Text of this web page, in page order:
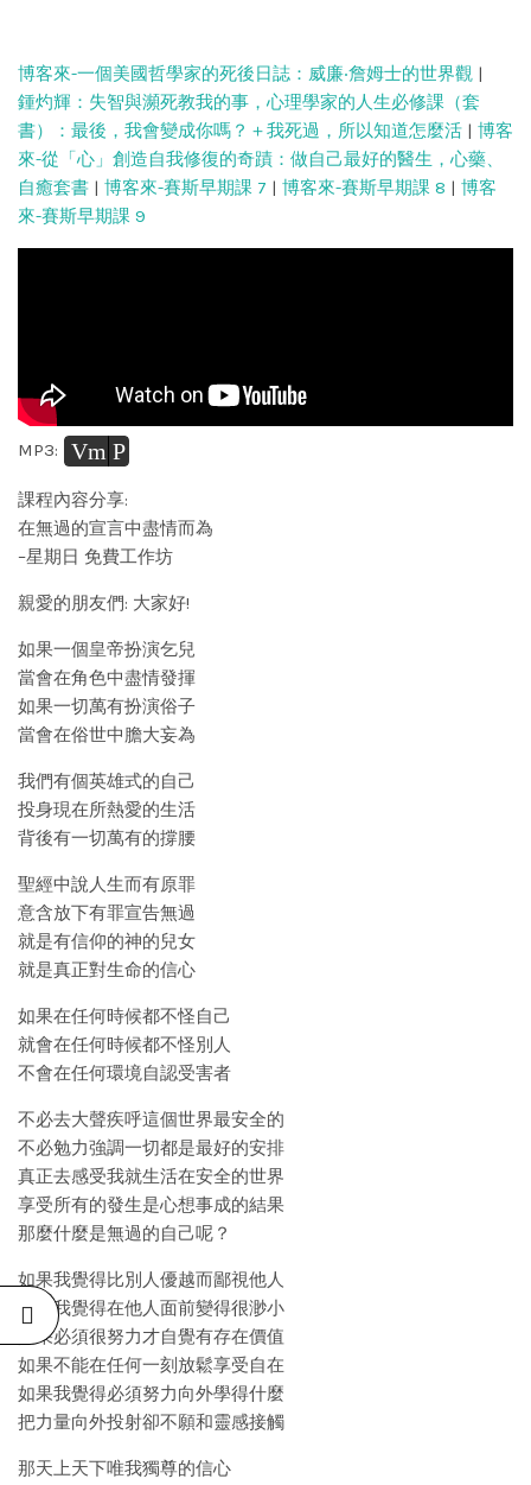
博客來-一個美國哲學家的死後日誌：威廉‧詹姆士的世界觀 |
鍾灼輝：失智與瀕死教我的事，心理學家的人生必修課（套
書）：最後，我會變成你嗎？＋我死過，所以知道怎麼活 | 博客
來-從「心」創造自我修復的奇蹟：做自己最好的醫生，心藥、
自癒套書 | 博客來-賽斯早期課 7 | 博客來-賽斯早期課 8 | 博客
來-賽斯早期課 9
MP3: Vm P
課程內容分享:
在無過的宣言中盡情而為
–星期日 免費工作坊
親愛的朋友們: 大家好!
如果一個皇帝扮演乞兒
當會在角色中盡情發揮
如果一切萬有扮演俗子
當會在俗世中膽大妄為
我們有個英雄式的自己
投身現在所熱愛的生活
背後有一切萬有的撐腰
聖經中說人生而有原罪
意含放下有罪宣告無過
就是有信仰的神的兒女
就是真正對生命的信心
如果在任何時候都不怪自己
就會在任何時候都不怪別人
不會在任何環境自認受害者
不必去大聲疾呼這個世界最安全的
不必勉力強調一切都是最好的安排
真正去感受我就生活在安全的世界
享受所有的發生是心想事成的結果
那麼什麼是無過的自己呢？
如果我覺得比別人優越而鄙視他人
如果我覺得在他人面前變得很渺小
如果必須很努力才自覺有存在價值
如果不能在任何一刻放鬆享受自在
如果我覺得必須努力向外學得什麼
把力量向外投射卻不願和靈感接觸
那天上天下唯我獨尊的信心